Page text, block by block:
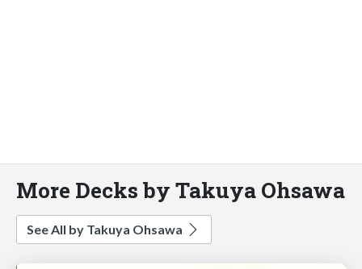
More Decks by Takuya Ohsawa
See All by Takuya Ohsawa